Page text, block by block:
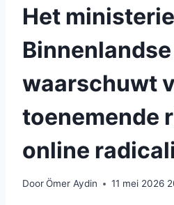
Het
waarschuwt
toenemende
online
DoorÖmer Aydin 11 mei 2026